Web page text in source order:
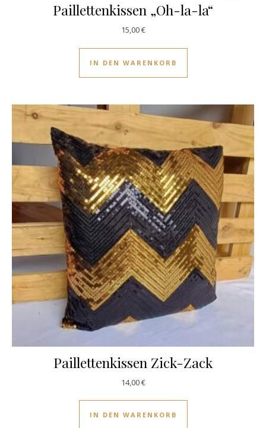
Paillettenkissen „Oh-la-la“
15,00€
IN DEN WARENKORB
Paillettenkissen Zick-Zack
14,00€
IN DEN WARENKORB